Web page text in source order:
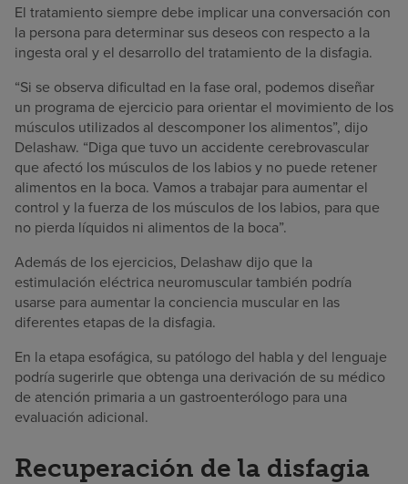
El tratamiento siempre debe implicar una conversación con
la persona para determinar sus deseos con respecto a la
ingesta oral y el desarrollo del tratamiento de la disfagia.
“Si se observa dificultad en la fase oral, podemos diseñar
un programa de ejercicio para orientar el movimiento de los
músculos utilizados al descomponer los alimentos”, dijo
Delashaw. “Diga que tuvo un accidente cerebrovascular
que afectó los músculos de los labios y no puede retener
alimentos en la boca. Vamos a trabajar para aumentar el
control y la fuerza de los músculos de los labios, para que
no pierda líquidos ni alimentos de la boca”.
Además de los ejercicios, Delashaw dijo que la
estimulación eléctrica neuromuscular también podría
usarse para aumentar la conciencia muscular en las
diferentes etapas de la disfagia.
En la etapa esofágica, su patólogo del habla y del lenguaje
podría sugerirle que obtenga una derivación de su médico
de atención primaria a un gastroenterólogo para una
evaluación adicional.
Recuperación de la disfagia